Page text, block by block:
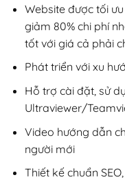
Website được tối
giảm 80% chi phí
tốt với giá cả phải
Phát triển với xu
Hỗ trợ cài đặt, sử
Ultraviewer/
Video hướng dẫn
người mới
Thiết kế chuẩn